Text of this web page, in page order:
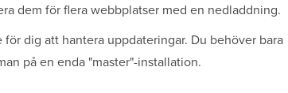
dem för flera webbplatser med en nedladdning.
dig att hantera uppdateringar. Du behöver bara
på en enda "master"-installation.